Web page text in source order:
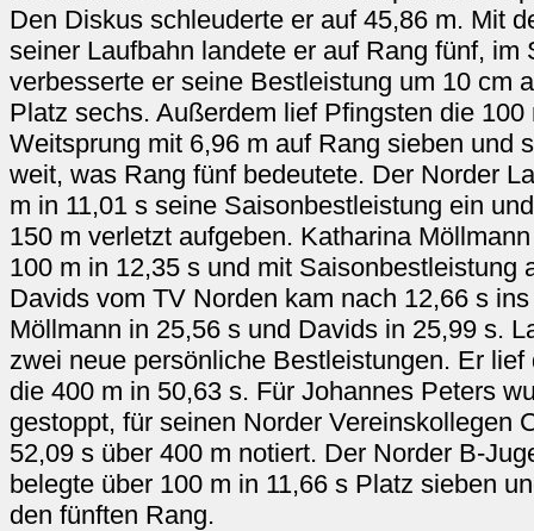
Den Diskus schleuderte er auf 45,86 m. Mit
seiner Laufbahn landete er auf Rang fünf, im
verbesserte er seine Bestleistung um 10 cm
Platz sechs. Außerdem lief Pfingsten die
Weitsprung mit 6,96 m auf Rang sieben und
weit, was Rang fünf bedeutete. Der Norder
m in 11,01 s seine Saisonbestleistung ein
150 m verletzt aufgeben. Katharina
100 m in 12,35 s und mit Saisonbestleistung
Davids vom TV Norden kam nach 12,66 s
Möllmann in 25,56 s und Davids in 25,99 s.
zwei neue persönliche Bestleistungen. Er lief
die 400 m in 50,63 s. Für Johannes Peters
gestoppt, für seinen Norder Vereinskollegen
52,09 s über 400 m notiert. Der Norder B-
belegte über 100 m in 11,66 s Platz sieben
den fünften Rang.